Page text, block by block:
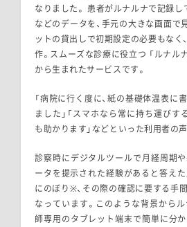
なりました。 患者がルナルナで記録し
などのデータを、手元の大きな画面で
ットの貸出しで初期設定の必要もなく
作。スムーズな診療に役立つ 「ルナル
から生まれたサービスです。
「病院に行く度に、紙の基礎体温表に
ました」「スマホなら常に持ち運びす
も助かります」などといった利用者の
診察時にデジタルツールで月経周期
ータを提示された経験があると答え
にのぼり※、その際の確認に要する手
なっています。このような背景から
師専用のタブレット端末で簡単に分